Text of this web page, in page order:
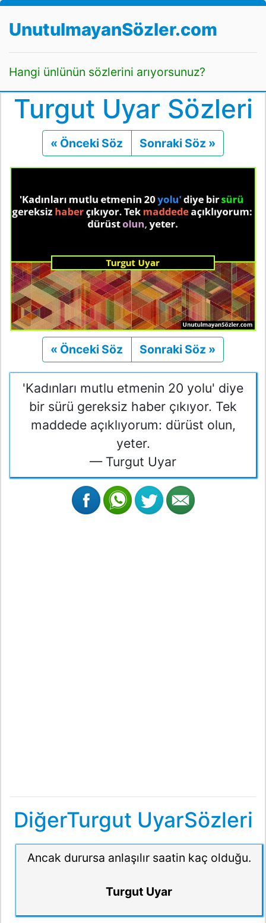
UnutulmayanSözler.com
Hangi ünlünün sözlerini arıyorsunuz?
Turgut Uyar Sözleri
« Önceki Söz Önceki
Sonraki Söz »
« Önceki Söz Önceki
Sonraki Söz »
'Kadınları mutlu etmenin 20 yolu' diye
bir sürü gereksiz haber çıkıyor. Tek
maddede açıklıyorum: dürüst olun,
yeter.
— Turgut Uyar
DiğerTurgut UyarSözleri
Ancak durursa anlaşılır saatin kaç olduğu.
Turgut Uyar